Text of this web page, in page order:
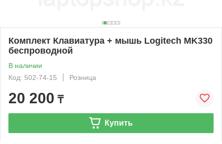
Комплект Клавиатура + мышь Logitech MK330
беспроводной
В наличии
Код: 502-74-15
Розница
20 200 ₸
Купить